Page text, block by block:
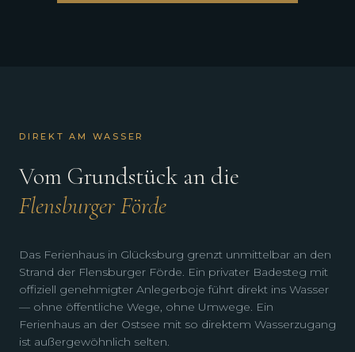
DIREKT AM WASSER
Vom Grundstück an die
Flensburger Förde
Das Ferienhaus in Glücksburg grenzt unmittelbar an den
Strand der Flensburger Förde. Ein privater Badesteg mit
offiziell genehmigter Anlegerboje führt direkt ins Wasser
— ohne öffentliche Wege, ohne Umwege. Ein
Ferienhaus an der Ostsee mit so direktem Wasserzugang
ist außergewöhnlich selten.